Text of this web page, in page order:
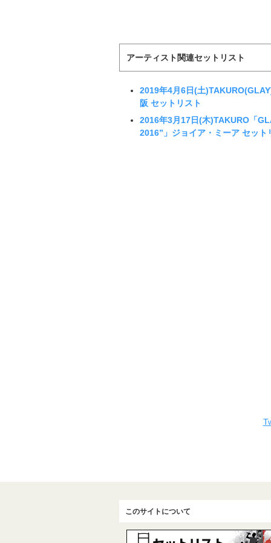
アーティスト関連セットリスト
2019年4月6日(土
阪 セットリスト
2016年3月17日(木)TAKURO「
2016”」ジョイア・ミーア セット
このサイトについて